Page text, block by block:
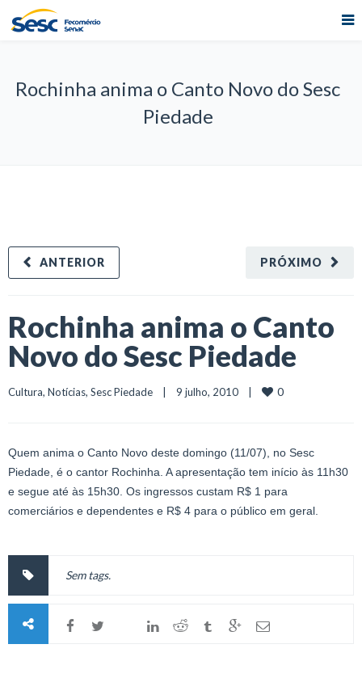
Rochinha anima o Canto Novo do Sesc
Piedade
PRÓXIMO
ANTERIOR
Rochinha anima o Canto
Novo do Sesc Piedade
Cultura, Notícias, Sesc Piedade
    |    9 julho, 2010    |
0
Quem anima o Canto Novo deste domingo (11/07), no Sesc
Piedade, é o cantor Rochinha. A apresentação tem início às 11h30
e segue até às 15h30. Os ingressos custam R$ 1 para
comerciários e dependentes e R$ 4 para o público em geral.
Sem tags.